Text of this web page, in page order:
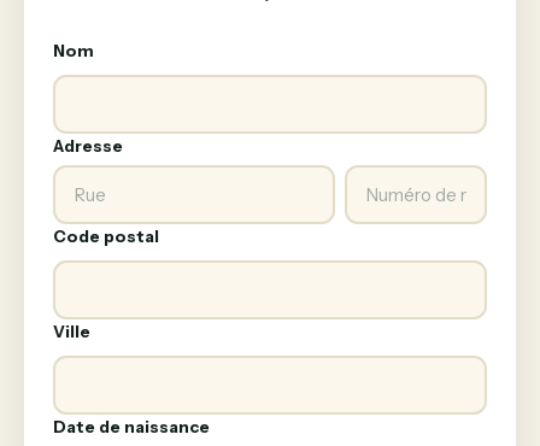
Nom
Adresse
Code postal
Ville
Date de naissance